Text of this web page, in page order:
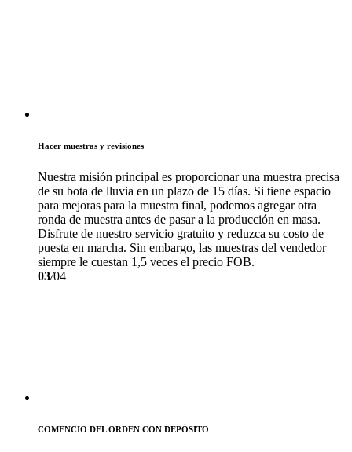
Hacer muestras y revisiones
Nuestra misión principal es proporcionar una muestra precisa
de su bota de lluvia en un plazo de 15 días. Si tiene espacio
para mejoras para la muestra final, podemos agregar otra
ronda de muestra antes de pasar a la producción en masa.
Disfrute de nuestro servicio gratuito y reduzca su costo de
puesta en marcha. Sin embargo, las muestras del vendedor
siempre le cuestan 1,5 veces el precio FOB.
03/04
COMENCIO DEL ORDEN CON DEPÓSITO